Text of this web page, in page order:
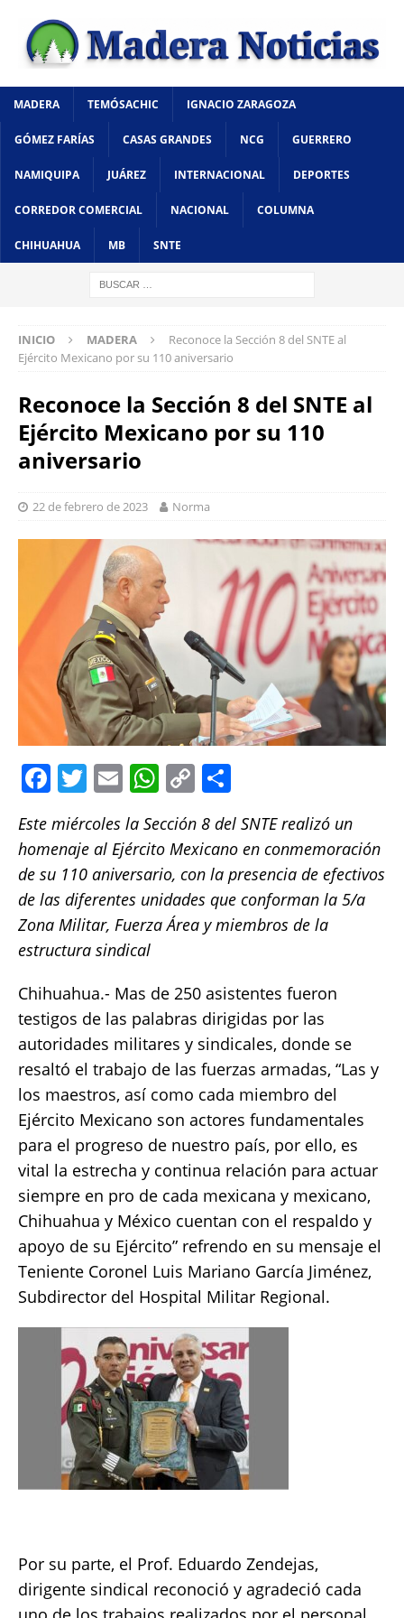
MADERA TEMÓSACHIC IGNACIO ZARAGOZA
GÓMEZ FARÍAS CASAS GRANDES NCG GUERRERO
NAMIQUIPA JUÁREZ INTERNACIONAL DEPORTES
CORREDOR COMERCIAL NACIONAL COLUMNA
CHIHUAHUA MB SNTE
INICIO MADERA
Reconoce la Sección 8 del SNTE al
Ejército Mexicano por su 110 aniversario
Reconoce la Sección 8 del SNTE al
Ejército Mexicano por su 110
aniversario
22 de febrero de 2023 Norma
F
c
e
b
o
o
k
T
w
it
te
r
E
m
ai
l
W
at
s
A
p
C
p
y
Li
n
h
a
re
Este miércoles la Sección 8 del SNTE realizó un
homenaje al Ejército Mexicano en conmemoración
de su 110 aniversario, con la presencia de efectivos
de las diferentes unidades que conforman la 5/a
Zona Militar, Fuerza Área y miembros de la
estructura sindical
Chihuahua.- Mas de 250 asistentes fueron
testigos de las palabras dirigidas por las
autoridades militares y sindicales, donde se
resaltó el trabajo de las fuerzas armadas, “Las y
los maestros, así como cada miembro del
Ejército Mexicano son actores fundamentales
para el progreso de nuestro país, por ello, es
vital la estrecha y continua relación para actuar
siempre en pro de cada mexicana y mexicano,
Chihuahua y México cuentan con el respaldo y
apoyo de su Ejército” refrendo en su mensaje el
Teniente Coronel Luis Mariano García Jiménez,
Subdirector del Hospital Militar Regional.
Por su parte, el Prof. Eduardo Zendejas,
dirigente sindical reconoció y agradeció cada